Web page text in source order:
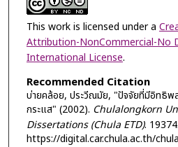
This work is licensed under a
Attribution-NonCommercial-No
International License.
Recommended Citation
บ่ายคล้อย, ประวีณมัย, "ปัจจัยที่มีอิทธิพ
กระแส" (2002). Chulalongkorn
Dissertations (Chula ETD). 19374.
https://digital.car.chula.ac.th/